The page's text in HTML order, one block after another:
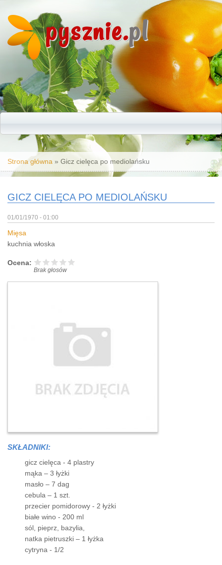
pysznie.pl
Jesteś tutaj
Strona główna » Gicz cielęca po mediolańsku
GICZ CIELĘCA PO MEDIOLAŃSKU
01/01/1970 - 01:00
Mięsa
kuchnia włoska
Ocena:
Brak głosów
SKŁADNIKI:
gicz cielęca - 4 plastry
mąka – 3 łyżki
masło – 7 dag
cebula – 1 szt.
przecier pomidorowy - 2 łyżki
białe wino - 200 ml
sól, pieprz, bazylia,
natka pietruszki – 1 łyżka
cytryna - 1/2